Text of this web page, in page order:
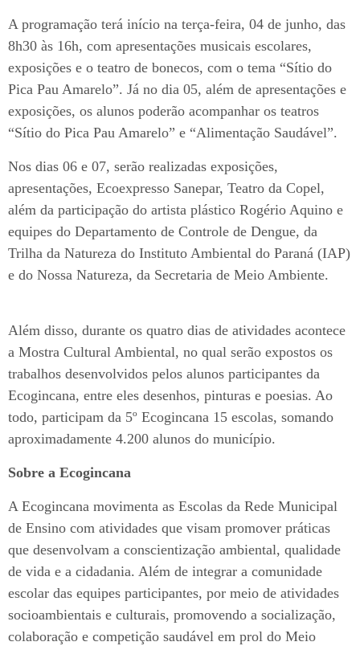
A programação terá início na terça-feira, 04 de junho, das
8h30 às 16h, com apresentações musicais escolares,
exposições e o teatro de bonecos, com o tema “Sítio do
Pica Pau Amarelo”. Já no dia 05, além de apresentações e
exposições, os alunos poderão acompanhar os teatros
“Sítio do Pica Pau Amarelo” e “Alimentação Saudável”.
Nos dias 06 e 07, serão realizadas exposições,
apresentações, Ecoexpresso Sanepar, Teatro da Copel,
além da participação do artista plástico Rogério Aquino e
equipes do Departamento de Controle de Dengue, da
Trilha da Natureza do Instituto Ambiental do Paraná (IAP)
e do Nossa Natureza, da Secretaria de Meio Ambiente.
Além disso, durante os quatro dias de atividades acontece
a Mostra Cultural Ambiental, no qual serão expostos os
trabalhos desenvolvidos pelos alunos participantes da
Ecogincana, entre eles desenhos, pinturas e poesias. Ao
todo, participam da 5º Ecogincana 15 escolas, somando
aproximadamente 4.200 alunos do município.
Sobre a Ecogincana
A Ecogincana movimenta as Escolas da Rede Municipal
de Ensino com atividades que visam promover práticas
que desenvolvam a conscientização ambiental, qualidade
de vida e a cidadania. Além de integrar a comunidade
escolar das equipes participantes, por meio de atividades
socioambientais e culturais, promovendo a socialização,
colaboração e competição saudável em prol do Meio